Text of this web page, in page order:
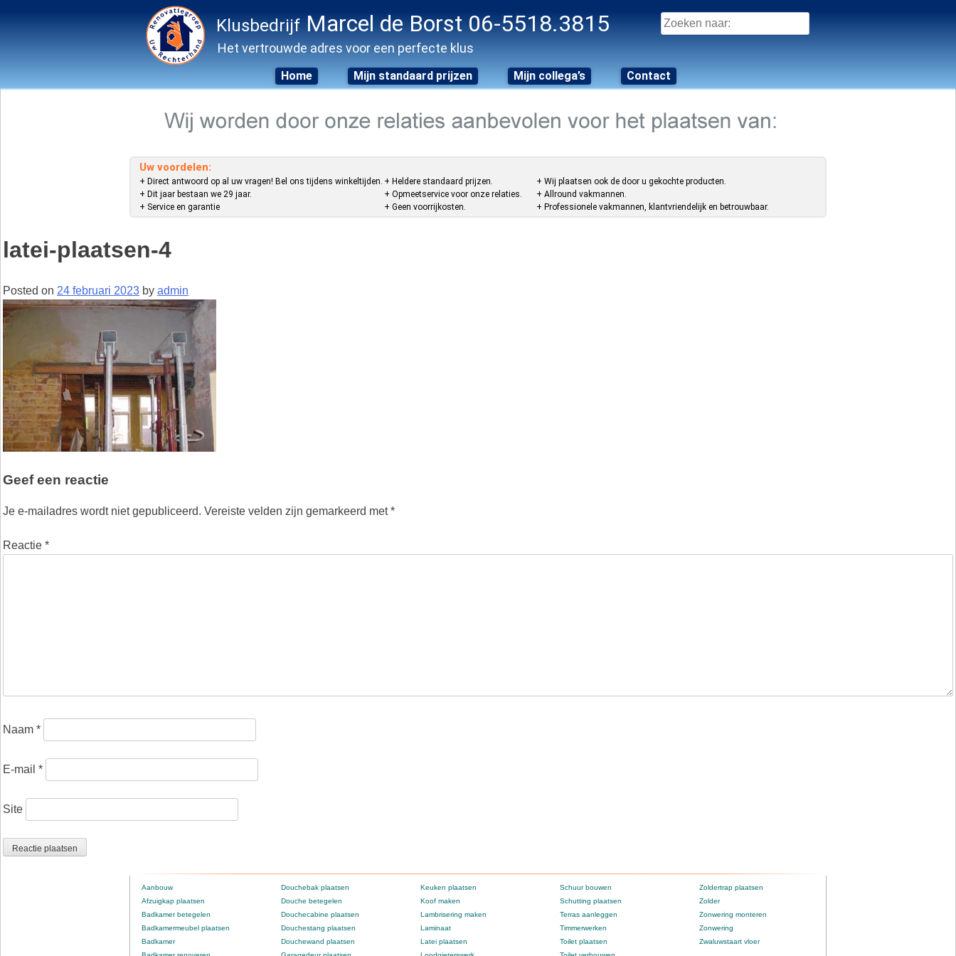
Klusbedrijf Marcel de Borst 06-5518.3815
Het vertrouwde adres voor een perfecte klus
Zoeken
naar:
Home Mijn standaard prijzen Mijn collega’s Contact
Uw voordelen:
+ Direct antwoord op al uw vragen! Bel ons tijdens winkeltijden.
+ Dit jaar bestaan we 29 jaar.
+ Service en garantie
+ Heldere standaard prijzen.
+ Opmeetservice voor onze relaties.
+ Geen voorrijkosten.
+ Wij plaatsen ook de door u gekochte producten.
+ Allround vakmannen.
+ Professionele vakmannen, klantvriendelijk en betrouwbaar.
latei-plaatsen-4
Posted on 24 februari 2023 by admin
Geef een reactie
Je e-mailadres wordt niet gepubliceerd. Vereiste velden zijn gemarkeerd met*
Reactie *
Naam *
E-mail *
Site
Aanbouw
Afzuigkap plaatsen
Badkamer betegelen
Badkamermeubel plaatsen
Badkamer
Douchebak plaatsen
Douche betegelen
Douchecabine plaatsen
Douchestang plaatsen
Douchewand plaatsen
Keuken plaatsen
Koof maken
Lambrisering maken
Laminaat
Latei plaatsen
Schuur bouwen
Schutting plaatsen
Terras aanleggen
Timmerwerken
Toilet plaatsen
Zoldertrap plaatsen
Zolder
Zonwering monteren
Zonwering
Zwaluwstaart vloer